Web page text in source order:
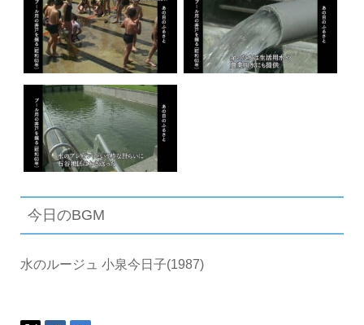
今日のBGM
水のルージュ 小泉今日子(1987)